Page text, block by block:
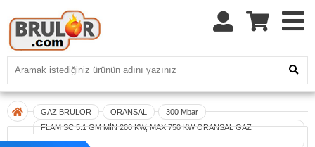
GAZ BRÜLÖR ORANSAL
300 Mbar
FLAM SC 5.1 GM MİN 200 KW, MAX 750 KW ORANSAL GAZ
BRÜLÖR(300MBAR)